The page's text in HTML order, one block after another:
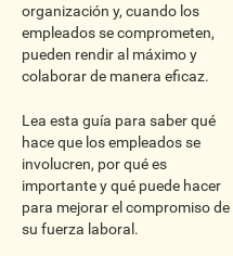
organización y, cuando los
empleados se comprometen,
pueden rendir al máximo y
colaborar de manera eficaz.
Lea esta guía para saber qué
hace que los empleados se
involucren, por qué es
importante y qué puede hacer
para mejorar el compromiso de
su fuerza laboral.